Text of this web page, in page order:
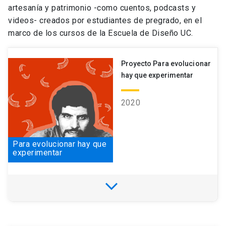
generando distintas publicaciones de estudios y
técnicas textiles. Participa en proyectos y
experiencias de difusión con comunidades de
Nacional de Conservación Textil. Autora junto a
Paulina Brugnoli de Manuales de Técnicas
Textiles Andinas.
artesanía y patrimonio -como cuentos, podcasts y
videos- creados por estudiantes de pregrado, en el
marco de los cursos de la Escuela de Diseño UC.
Para evolucionar hay que
experimentar
Proyecto Para evolucionar
hay que experimentar
2020
expand_more